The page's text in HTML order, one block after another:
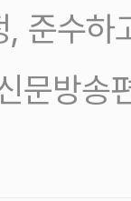
, 준수하
문방송